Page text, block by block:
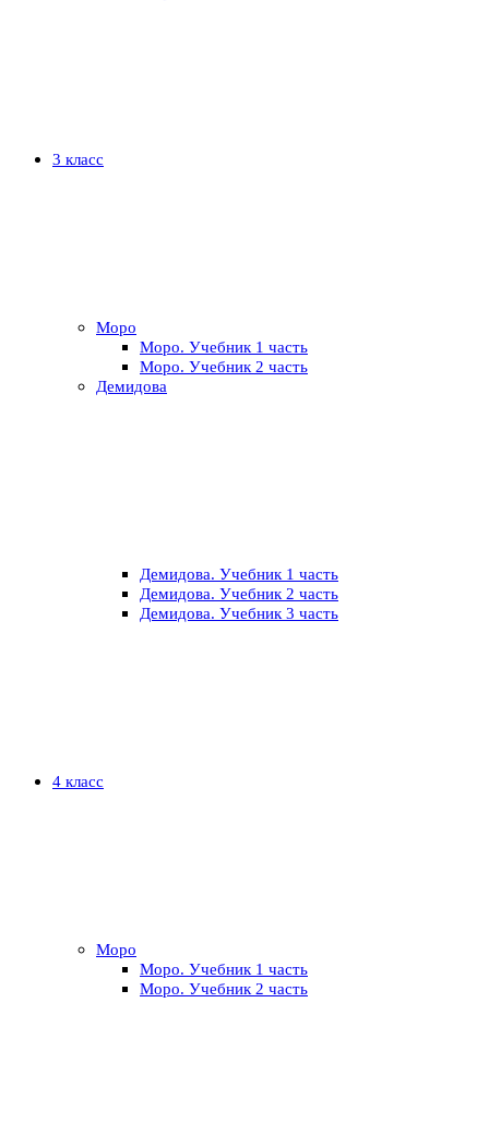
3 класс
Моро
Моро. Учебник 1 часть
Моро. Учебник 2 часть
Демидова
Демидова. Учебник 1 часть
Демидова. Учебник 2 часть
Демидова. Учебник 3 часть
4 класс
Моро
Моро. Учебник 1 часть
Моро. Учебник 2 часть